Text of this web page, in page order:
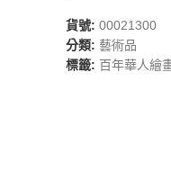
貨號: 00021300
分類: 藝術品
標籤: 百年華人繪